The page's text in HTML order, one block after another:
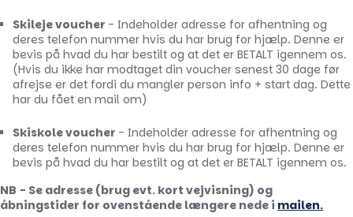
Skileje voucher - Indeholder adresse for afhentning og
deres telefon nummer hvis du har brug for hjælp. Denne er
bevis på hvad du har bestilt og at det er BETALT igennem os.
(Hvis du ikke har modtaget din voucher senest 30 dage før
afrejse er det fordi du mangler person info + start dag. Dette
har du fået en mail om)
Skiskole voucher - Indeholder adresse for afhentning og
deres telefon nummer hvis du har brug for hjælp. Denne er
bevis på hvad du har bestilt og at det er BETALT igennem os.
NB - Se adresse (brug evt. kort vejvisning) og
åbningstider for ovenstående længere nede i mailen.